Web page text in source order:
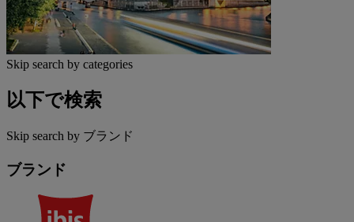
Skip search by categories
以下で検索
Skip search by ブランド
ブランド